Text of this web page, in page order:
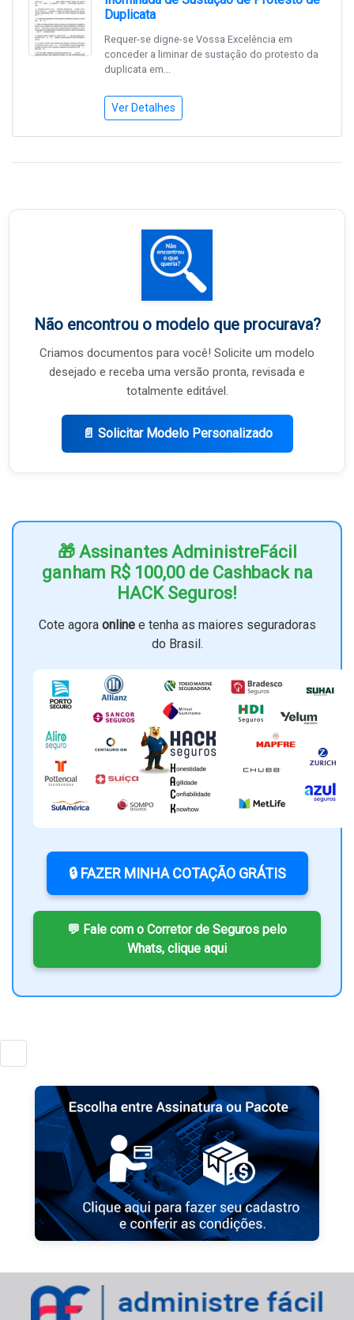
Duplicata
Requer-se digne-se Vossa Excelência em
conceder a liminar de sustação do protesto da
duplicata em...
Ver Detalhes
Não encontrou o modelo que procurava?
Criamos documentos para você! Solicite um modelo
desejado e receba uma versão pronta, revisada e
totalmente editável.
📄 Solicitar Modelo Personalizado
🎁 Assinantes AdministreFácil
ganham R$ 100,00 de Cashback na
HACK Seguros!
Cote agora onlinee tenha as maiores seguradoras
do Brasil.
🔒 FAZER MINHA COTAÇÃO GRÁTIS
💬 Fale com o Corretor de Seguros pelo
Whats, clique aqui